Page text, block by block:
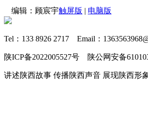
编辑：顾宸宇触屏版 | 电脑版
Tel：133 8926 2717 Email：
陕ICP备2022005527号 陕公网安备
讲述陕西故事 传播陕西声音 展现陕西形